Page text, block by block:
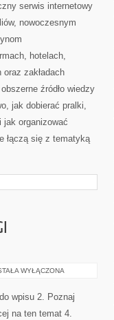
serwis internetowy
nowoczesnym
hotelach,
oraz zakładach
źródło wiedzy
jak dobierać pralki,
organizować
łączą się z tematyką
WYŁĄCZONA
wpisu 2. Poznaj
na ten temat 4.